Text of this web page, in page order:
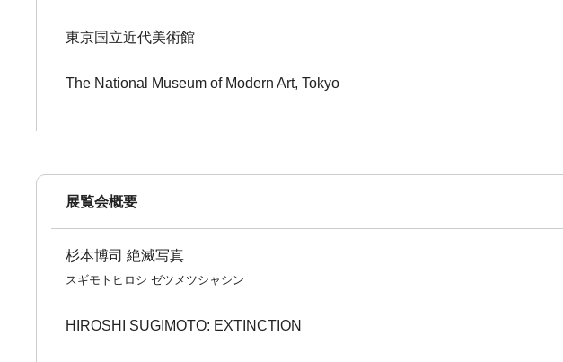
東京国立近代美術館
The National Museum of Modern Art, Tokyo
展覧会概要
杉本博司 絶滅写真
スギモトヒロシ ゼツメツシャシン
HIROSHI SUGIMOTO: EXTINCTION